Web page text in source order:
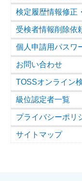
検定履歴情報修正
受検者情報削除依
個人申請用パスワ
お問い合わせ
TOSSオンライン
級位認定者一覧
プライバシーポリ
サイトマップ